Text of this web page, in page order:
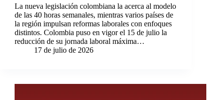
La nueva legislación colombiana la acerca al modelo
de las 40 horas semanales, mientras varios países de
la región impulsan reformas laborales con enfoques
distintos. Colombia puso en vigor el 15 de julio la
reducción de su jornada laboral máxima…
17 de julio de 2026